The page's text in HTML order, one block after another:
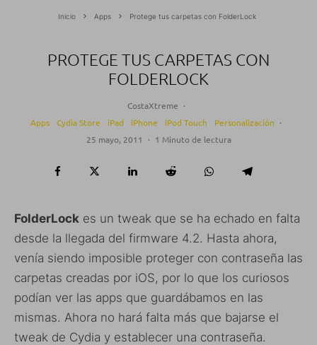
Inicio Apps Protege tus carpetas con FolderLock
PROTEGE TUS CARPETAS CON
FOLDERLOCK
CostaXtreme ·
Apps
Cydia Store iPad iPhone iPod Touch Personalización ·
25 mayo, 2011
· 1 Minuto de lectura
FolderLock es un tweak que se ha echado en falta
desde la llegada del firmware 4.2. Hasta ahora,
venía siendo imposible proteger con contraseña las
carpetas creadas por iOS, por lo que los curiosos
podían ver las apps que guardábamos en las
mismas. Ahora no hará falta más que bajarse el
tweak de Cydia y establecer una contraseña.